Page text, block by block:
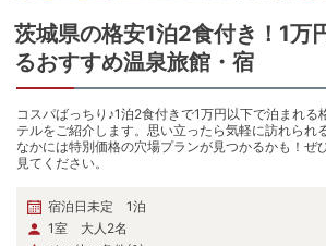
茨城県の格安1泊2食付き！1万
るおすすめ温泉旅館・宿
コスパばっちり♪1泊2食付きで1万円以下で泊まれる
テルをご紹介します。思い立ったら気軽に訪れられ
なかには特別価格の穴場プランが見つかるかも！ぜ
見てください。
宿泊日未定 1泊
1室 大人2名